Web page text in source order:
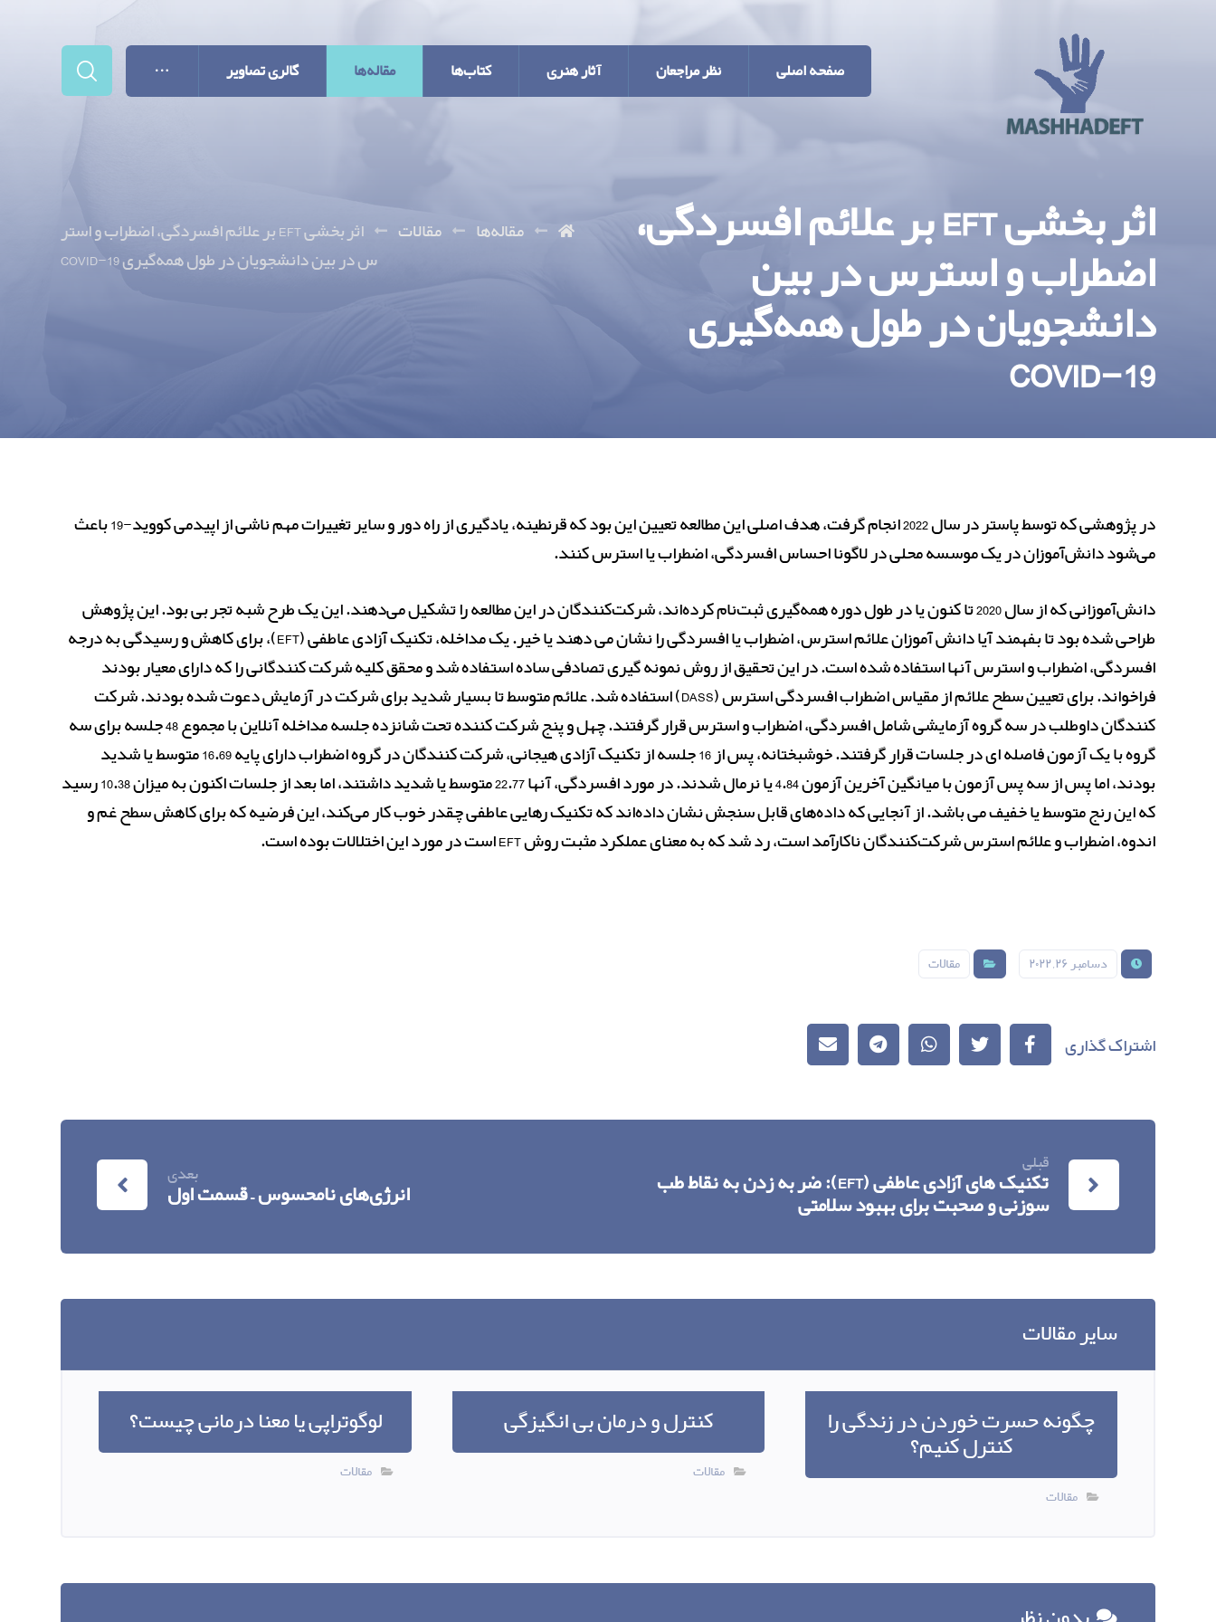
صفحه اصلی نظر مراجعان آثار هنری کتاب‌ها مقاله‌ها گالری تصاویر
اثربخشی EFT بر علائم افسردگی،
اضطراب و استرس در بین
دانشجویان در طول همه‌گیری
COVID-19
مقاله‌ها مقالات
اثربخشی EFT بر علائم افسردگی، اضطراب و استر
س در بین دانشجویان در طول همه‌گیری COVID-19
در پژوهشی که توسط پاستر در سال 2022 انجام گرفت، هدف اصلی این مطالعه تعیین این بود که قرنطینه، یادگیری از راه دور و سایر تغییرات مهم ناشی از اپیدمی کووید-19 باعث
می‌شود دانش‌آموزان در یک موسسه محلی در لاگونا احساس افسردگی، اضطراب یا استرس کنند.
دانش‌آموزانی که از سال 2020 تا کنون یا در طول دوره همه‌گیری ثبت‌نام کرده‌اند، شرکت‌کنندگان در این مطالعه را تشکیل می‌دهند. این یک طرح شبه تجربی بود. این پژوهش
طراحی شده بود تا بفهمند آیا دانش آموزان علائم استرس، اضطراب یا افسردگی را نشان می دهند یا خیر. یک مداخله، تکنیک آزادی عاطفی (EFT)، برای کاهش و رسیدگی به درجه
افسردگی، اضطراب و استرس آنها استفاده شده است. در این تحقیق از روش نمونه گیری تصادفی ساده استفاده شد و محقق کلیه شرکت کنندگانی را که دارای معیار بودند
فراخواند. برای تعیین سطح علائم از مقیاس اضطراب افسردگی استرس (DASS) استفاده شد. علائم متوسط تا بسیار شدید برای شرکت در آزمایش دعوت شده بودند. شرکت
کنندگان داوطلب در سه گروه آزمایشی شامل افسردگی، اضطراب و استرس قرار گرفتند. چهل و پنج شرکت کننده تحت شانزده جلسه مداخله آنلاین با مجموع 48 جلسه برای سه
گروه با یک آزمون فاصله ای در جلسات قرار گرفتند. خوشبختانه، پس از 16 جلسه از تکنیک آزادی هیجانی، شرکت کنندگان در گروه اضطراب دارای پایه 16.69 متوسط یا شدید
بودند، اما پس از سه پس آزمون با میانگین آخرین آزمون 4.84 یا نرمال شدند. در مورد افسردگی، آنها 22.77 متوسط یا شدید داشتند، اما بعد از جلسات اکنون به میزان 10.38 رسید
که این رنج متوسط یا خفیف می باشد. از آنجایی که داده‌های قابل سنجش نشان داده‌اند که تکنیک رهایی عاطفی چقدر خوب کار می‌کند، این فرضیه که برای کاهش سطح غم و
اندوه، اضطراب و علائم استرس شرکت‌کنندگان ناکارآمد است، رد شد که به معنای عملکرد مثبت روش EFT است در مورد این اختلالات بوده است.
دسامبر ۲۶, ۲۰۲۲ مقالات
قبلی
تکنیک های آزادی عاطفی (EFT): ضربه زدن به نقاط طب
سوزنی و صحبت برای بهبود سلامتی
بعدی
انرژی‌های نامحسوس – قسمت اول
سایر مقالات
چگونه حسرت خوردن در زندگی را
کنترل کنیم؟
مقالات
کنترل و درمان بی انگیزگی
مقالات
لوگوتراپی یا معنا درمانی چیست؟
مقالات